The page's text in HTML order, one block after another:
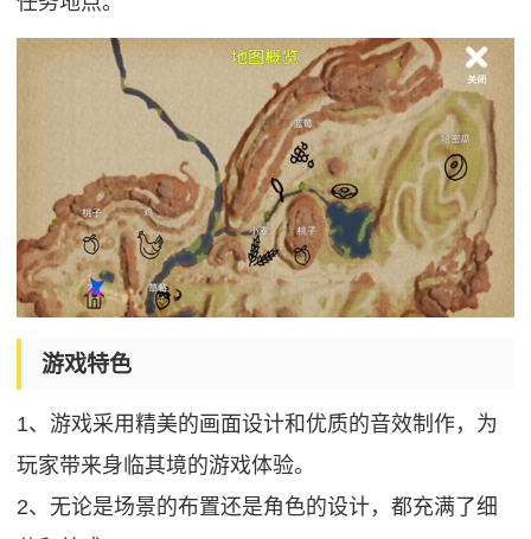
游戏特色
1、游戏采用精美的画面设计和优质的音效制作，为
玩家带来身临其境的游戏体验。
2、无论是场景的布置还是角色的设计，都充满了细